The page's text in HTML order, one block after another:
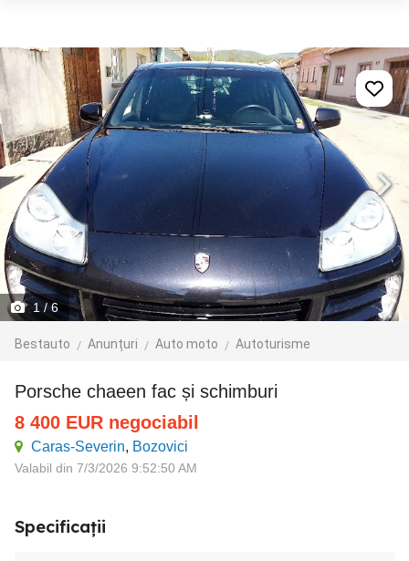
1/ 6
Bestauto Anunțuri Auto moto Autoturisme
Porsche chaeen fac și schimburi
8 400 EUR negociabil
Caras-Severin, Bozovici
Valabil din 7/3/2026 9:52:50 AM
Specificații